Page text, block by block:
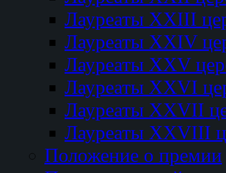
Лауреаты XXIII
Лауреаты XXIV
Лауреаты XXV
Лауреаты XXVI
Лауреаты XXVII
Лауреаты XXVIII
Положение о премии